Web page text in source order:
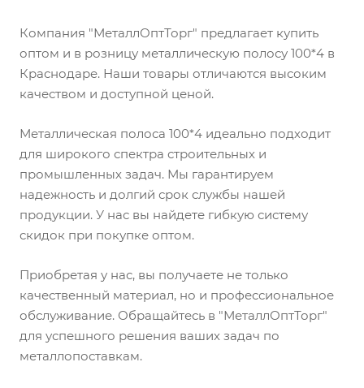
Компания "МеталлОптТорг" предлагает купить
оптом и в розницу металлическую полосу 100*4 в
Краснодаре. Наши товары отличаются высоким
качеством и доступной ценой.
Металлическая полоса 100*4 идеально подходит
для широкого спектра строительных и
промышленных задач. Мы гарантируем
надежность и долгий срок службы нашей
продукции. У нас вы найдете гибкую систему
скидок при покупке оптом.
Приобретая у нас, вы получаете не только
качественный материал, но и профессиональное
обслуживание. Обращайтесь в "МеталлОптТорг"
для успешного решения ваших задач по
металлопоставкам.